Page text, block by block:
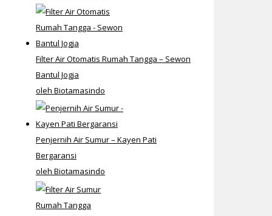
Filter Air Otomatis Rumah Tangga – Sewon
Bantul Jogja
oleh Biotamasindo
Penjernih Air Sumur – Kayen Pati
Bergaransi
oleh Biotamasindo